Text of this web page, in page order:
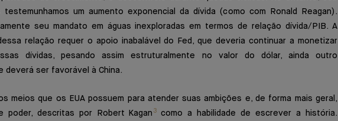
testemunhamos um aumento exponencial da dívida (como com Ronald Reagan).
seu mandato em águas inexploradas em termos de relação dívida/PIB. A
relação requer o apoio inabalável do Fed, que deveria continuar a monetizar
dívidas, pesando assim estruturalmente no valor do dólar, ainda outro
deverá ser favorável à China.
meios que os EUA possuem para atender suas ambições e, de forma mais geral,
poder, descritas por Robert Kagan 3como a habilidade de escrever a história.